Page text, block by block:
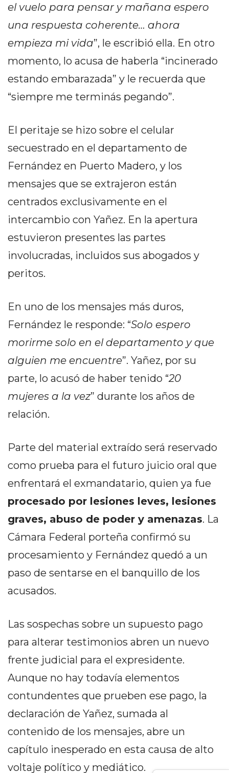
DEPORTIVO
GRUPO
DE
INFOPBA
PUBLICITÁ
EN
HORA
CLAVE
PERGAMINO
VIRTUAL
NOTICIAS
DE
NOTICIAS
DE
ZÁRATE
CAMPANA
NOTICIAS
DE
NOTICIAS
DE
CAMPANA
CRUZ
COLÓN
EL
MEJOR
PERGAMINO
LOS
SUPLEMENTOS
DEPORTIVOS
PERGAMINO
SUPLEMENTOS
DEPORTIVOS
LOS
MEJORES
el vuelo para pensar y mañana espero
una respuesta coherente… ahora
empieza mi vida”, le escribió ella. En otro
momento, lo acusa de haberla “incinerado
estando embarazada” y le recuerda que
“siempre me terminás pegando”.
El peritaje se hizo sobre el celular
secuestrado en el departamento de
Fernández en Puerto Madero, y los
mensajes que se extrajeron están
centrados exclusivamente en el
intercambio con Yañez. En la apertura
estuvieron presentes las partes
involucradas, incluidos sus abogados y
peritos.
En uno de los mensajes más duros,
Fernández le responde: “Solo espero
morirme solo en el departamento y que
alguien me encuentre”. Yañez, por su
parte, lo acusó de haber tenido “20
mujeres a la vez” durante los años de
relación.
Parte del material extraído será reservado
como prueba para el futuro juicio oral que
enfrentará el exmandatario, quien ya fue
procesado por lesiones leves, lesiones
graves, abuso de poder y amenazas. La
Cámara Federal porteña confirmó su
procesamiento y Fernández quedó a un
paso de sentarse en el banquillo de los
acusados.
Las sospechas sobre un supuesto pago
para alterar testimonios abren un nuevo
frente judicial para el expresidente.
Aunque no hay todavía elementos
contundentes que prueben ese pago, la
declaración de Yañez, sumada al
contenido de los mensajes, abre un
capítulo inesperado en esta causa de alto
voltaje político y mediático.